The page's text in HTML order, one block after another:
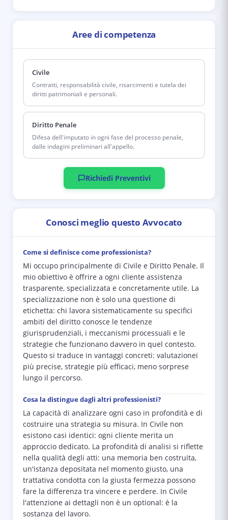
Aree di competenza
Civile
Contratti, responsabilità civile, risarcimenti e tutela dei
diritti patrimoniali e personali.
Diritto Penale
Difesa dell'imputato in ogni fase del processo penale,
dalle indagini preliminari all'appello.
Richiedi Preventivi
Conosci meglio questo Avvocato
Come si definisce come professionista?
Mi occupo principalmente di Civile e Diritto Penale. Il
mio obiettivo è offrire a ogni cliente assistenza
trasparente, specializzata e concretamente utile. La
specializzazione non è solo una questione di
etichetta: chi lavora sistematicamente su specifici
ambiti del diritto conosce le tendenze
giurisprudenziali, i meccanismi processuali e le
strategie che funzionano davvero in quel contesto.
Questo si traduce in vantaggi concreti: valutazionei
più precise, strategie più efficaci, meno sorprese
lungo il percorso.
Cosa la distingue dagli altri professionisti?
La capacità di analizzare ogni caso in profondità e di
costruire una strategia su misura. In Civile non
esistono casi identici: ogni cliente merita un
approccio dedicato. La profondità di analisi si riflette
nella qualità degli atti: una memoria ben costruita,
un'istanza depositata nel momento giusto, una
trattativa condotta con la giusta fermezza possono
fare la differenza tra vincere e perdere. In Civile
l'attenzione ai dettagli non è un optional: è la
sostanza del lavoro.